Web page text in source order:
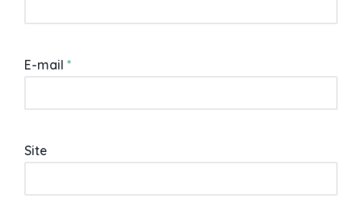
E-mail *
Site